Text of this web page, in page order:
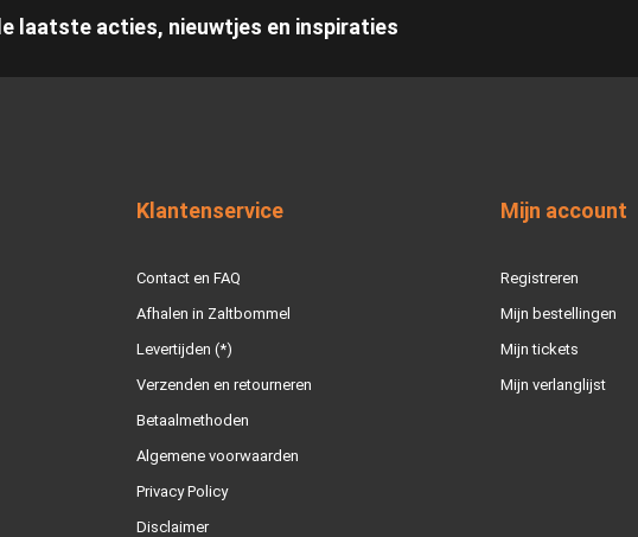
laatste acties, nieuwtjes en inspiraties
Klantenservice
Contact en FAQ
Afhalen in Zaltbommel
Levertijden (*)
Verzenden en retourneren
Betaalmethoden
Algemene voorwaarden
Privacy Policy
Disclaimer
Mijn account
Registreren
Mijn bestellingen
Mijn tickets
Mijn verlanglijst